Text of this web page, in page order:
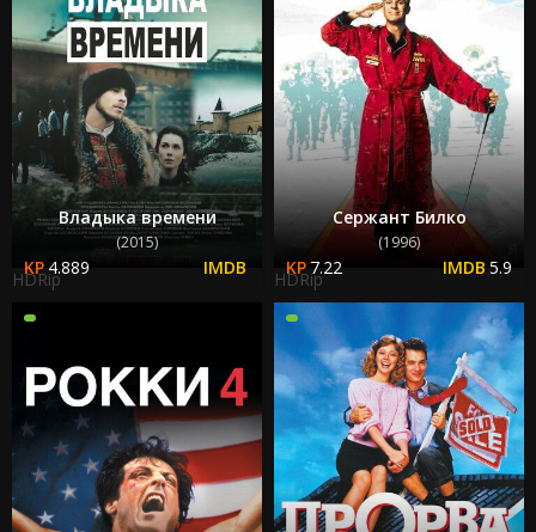
Владыка времени
(2015)
4.889
HDRip
Сержант Билко
(1996)
7.22 5.9
HDRip